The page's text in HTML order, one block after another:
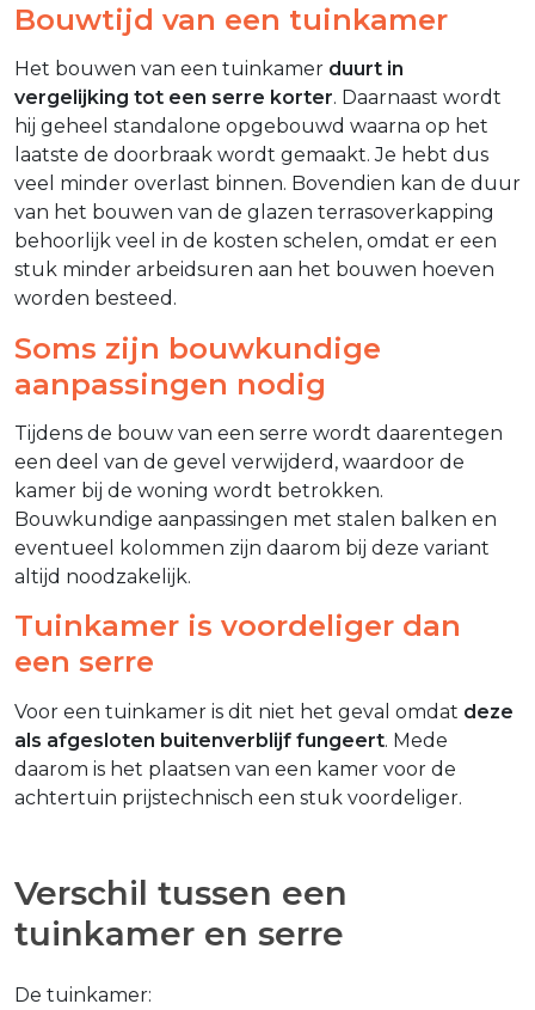
Bouwtijd van een tuinkamer
Het bouwen van een tuinkamer duurt in
vergelijking tot een serre korter. Daarnaast wordt
hij geheel standalone opgebouwd waarna op het
laatste de doorbraak wordt gemaakt. Je hebt dus
veel minder overlast binnen. Bovendien kan de duur
van het bouwen van de glazen terrasoverkapping
behoorlijk veel in de kosten schelen, omdat er een
stuk minder arbeidsuren aan het bouwen hoeven
worden besteed.
Soms zijn bouwkundige
aanpassingen nodig
Tijdens de bouw van een serre wordt daarentegen
een deel van de gevel verwijderd, waardoor de
kamer bij de woning wordt betrokken.
Bouwkundige aanpassingen met stalen balken en
eventueel kolommen zijn daarom bij deze variant
altijd noodzakelijk.
Tuinkamer is voordeliger dan
een serre
Voor een tuinkamer is dit niet het geval omdat deze
als afgesloten buitenverblijf fungeert. Mede
daarom is het plaatsen van een kamer voor de
achtertuin prijstechnisch een stuk voordeliger.
Verschil tussen een
tuinkamer en serre
De tuinkamer: